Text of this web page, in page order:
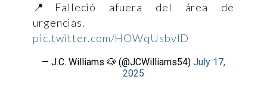
📍Falleció afuera del área de
urgencias.
pic.twitter.com/HOWqUsbvID
— J.C. Williams 🐶 (@JCWilliams54) July 17,
2025